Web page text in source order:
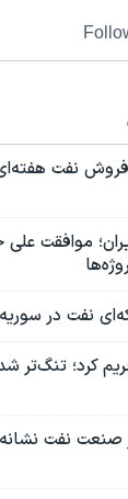
موافقت علی
را تحریم کرد؛
صنعت نفت